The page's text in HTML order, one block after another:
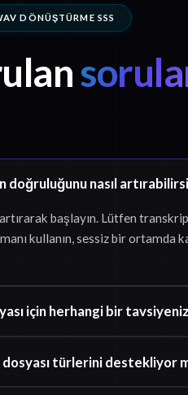
DÖNÜŞTÜRME SSS
nasıl
başlayın. Lütfen
kullanın, sessiz bir ortamda
için herhangi bir tavsiyeniz
türlerini destekliyor